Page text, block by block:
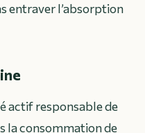
entraver l’absorption
actif responsable de
la consommation de